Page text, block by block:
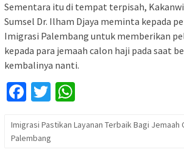
Sementara itu di tempat terpisah,
Sumsel Dr. Ilham Djaya meminta kepada
Imigrasi Palembang untuk memberikan
kepada para jemaah calon haji pada saat
kembalinya nanti.
Facebook
Twitter
Imigrasi Pastikan Layanan Terbaik Bagi Jemaah
Palembang